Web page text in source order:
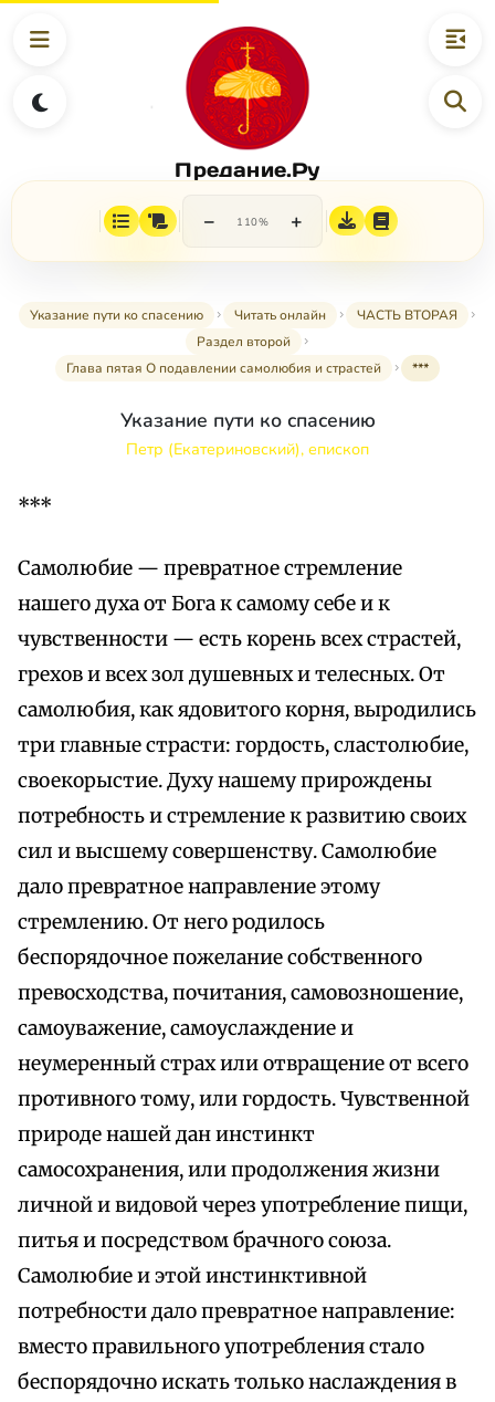
Предание.Ру
− 110% +
Указание пути ко спасению Читать онлайн
ЧАСТЬ ВТОРАЯ
Раздел второй
Глава пятая О подавлении самолюбия и страстей
***
Указание пути ко спасению
Петр (Екатериновский), епископ
***
Самолюбие — превратное стремление
нашего духа от Бога к самому себе и к
чувственности — есть корень всех страстей,
грехов и всех зол душевных и телесных. От
самолюбия, как ядовитого корня, выродились
три главные страсти: гордость, сластолюбие,
своекорыстие. Духу нашему прирождены
потребность и стремление к развитию своих
сил и высшему совершенству. Самолюбие
дало превратное направление этому
стремлению. От него родилось
беспорядочное пожелание собственного
превосходства, почитания, самовозношение,
самоуважение, самоуслаждение и
неумеренный страх или отвращение от всего
противного тому, или гордость. Чувственной
природе нашей дан инстинкт
самосохранения, или продолжения жизни
личной и видовой через употребление пищи,
питья и посредством брачного союза.
Самолюбие и этой инстинктивной
потребности дало превратное направление:
вместо правильного употребления стало
беспорядочно искать только наслаждения в